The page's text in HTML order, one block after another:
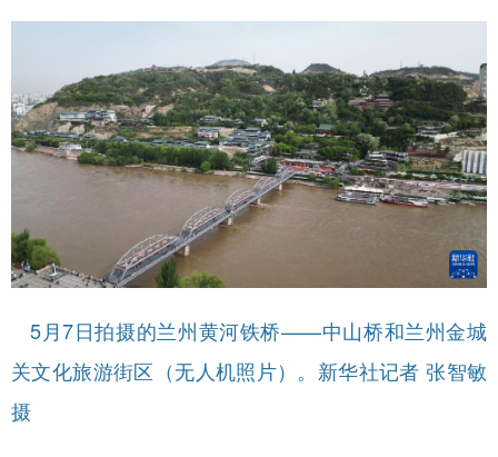
5月7日拍摄的兰州黄河铁桥——中山桥和兰州金城
关文化旅游街区（无人机照片）。新华社记者 张智敏
摄